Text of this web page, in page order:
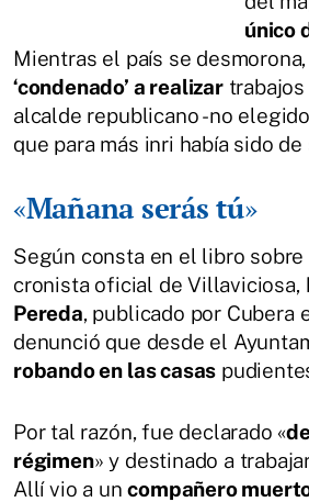
único
Mientras el país se
‘condenado’ a realizartrabajos
alcalde republicano -no
que para más inri había sido
«Mañana serás tú»
Según consta en el libro sobre
cronista oficial de Villaviciosa,
Pereda, publicado por Cubera
denunció que desde el
robando en las casas
Por tal razón, fue declarado «
régimen» y destinado a
Allí vio a uncompañero